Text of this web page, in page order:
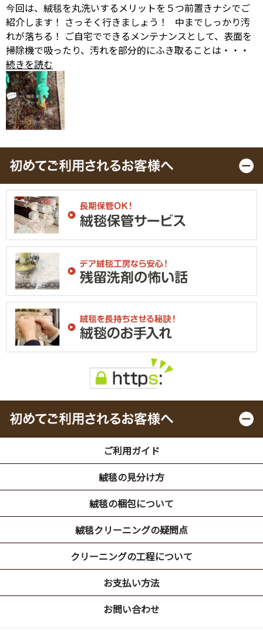
今回は、絨毯を丸洗いするメリットを５つ前置きナシでご
紹介します！ さっそく行きましょう！ 中までしっかり汚
れが落ちる！ ご自宅でできるメンテナンスとして、表面を
掃除機で吸ったり、汚れを部分的にふき取ることは・・・
続きを読む
ご利用ガイド
絨毯の見分け方
絨毯の梱包について
絨毯クリーニングの疑問点
クリーニングの工程について
お支払い方法
お問い合わせ